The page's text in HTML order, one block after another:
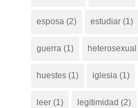
esposa(2) estudiar(1)
guerra(1) heterosexual
huestes(1) iglesia(1)
leer(1) legitimidad (2)